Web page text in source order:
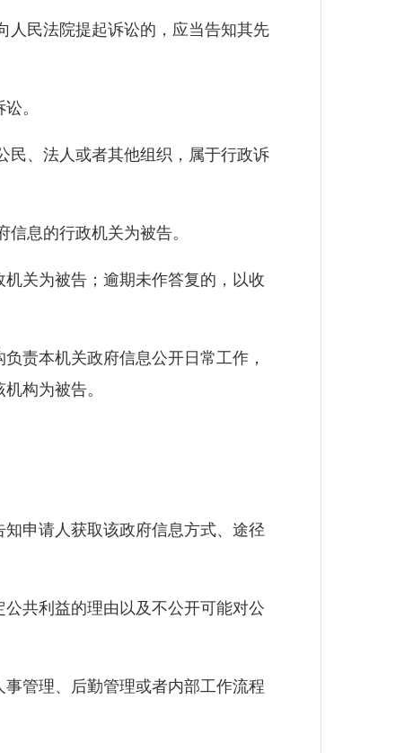
民法院提起诉讼的，应当告知其先
。
、法人或者其他组织，属于行政诉
息的行政机关为被告。
关为被告；逾期未作答复的，以收
责本机关政府信息公开日常工作，
构为被告。
申请人获取该政府信息方式、途径
共利益的理由以及不公开可能对公
管理、后勤管理或者内部工作流程